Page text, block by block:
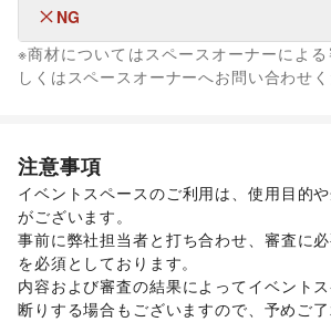
ユニセックス
/ジュエリー・アクセサリー/メガネ・
靴/バッグ・革小物/ファッション雑貨/
軽食・ホットスナック
ワイン・洋酒/日本酒・焼酎・地酒/食材
物産展・マルシェ
インテリア・生活雑貨
インテリア/寝具・ベッド
キッチン雑貨・調理器具 /掃除用品・生
手芸・ハンドメイド /DIY用品・日曜大
なしNG
フード・飲食
キッチンカー・移動販売/野菜・果物・
その他活動・個人
※商材についてはスペースオーナーによ
しくはスペースオーナーへお問い合わせく
注意事項
イベントスペースのご利用は、使用目的
がございます。
事前に弊社担当者と打ち合わせ、審査に
を必須としております。
内容および審査の結果によってイベント
断りする場合もございますので、予めご